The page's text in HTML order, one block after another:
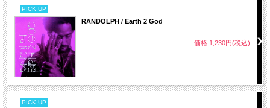
PICK UP
RANDOLPH / Earth 2 God
価格:1,230円(税込)
PICK UP